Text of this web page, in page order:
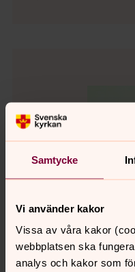
Samtycke
Vi använder kakor
Vissa av våra kakor
webbplatsen ska
analys och kakor som